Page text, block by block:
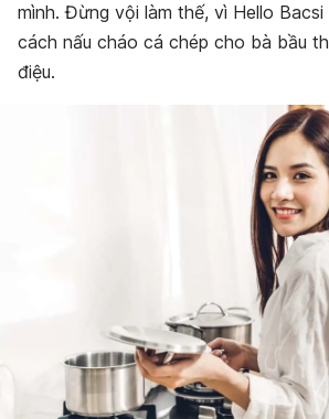
mình. Đừng vội làm thế, vì Hello Bacsi
cách nấu cháo cá chép cho bà bầu
điệu.